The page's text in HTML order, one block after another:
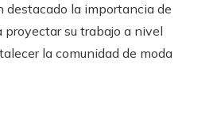
destacado la importancia de
su trabajo a nivel
la comunidad de moda